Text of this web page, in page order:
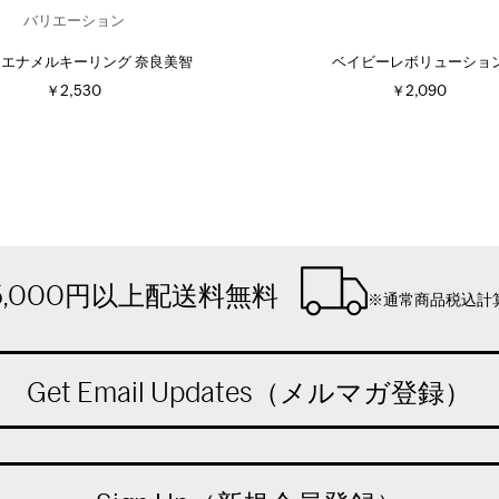
バリエーション
ナメルキーリング 奈良美智
￥2,530
ベイビーレボリューショ
￥2,090
円以上配送料無料 ※通常商品税込計
Get Email Updates（メルマガ登録）